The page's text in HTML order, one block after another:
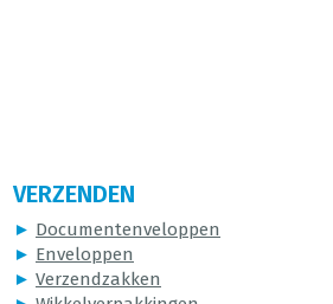
VERZENDEN
► Documentenveloppen
► Enveloppen
► Verzendzakken